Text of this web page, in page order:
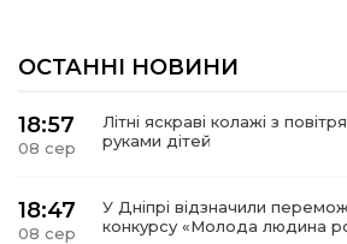
ОСТАННІ НОВИНИ
18:57
08 сер
Літні яскраві колажі з
руками дітей
18:47
08 сер
У Дніпрі відзначили
конкурсу «Молода людина